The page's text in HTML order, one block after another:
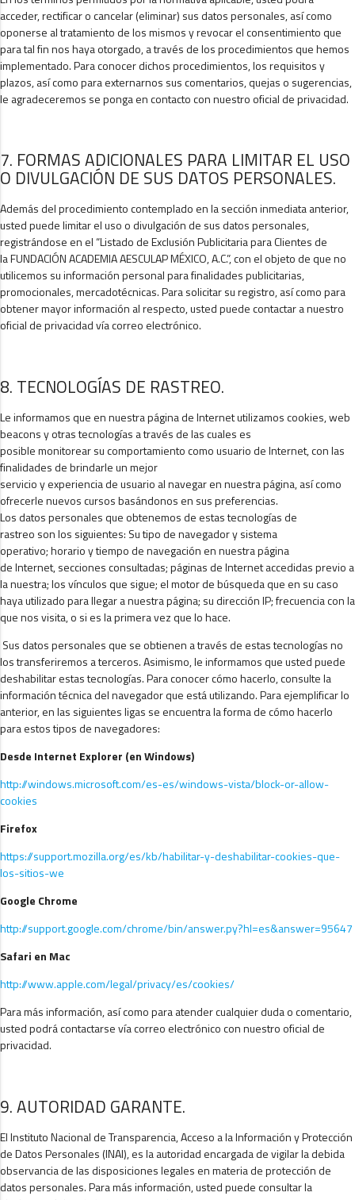
acceder, rectificar o cancelar (eliminar) sus datos personales, así como
oponerse al tratamiento de los mismos y revocar el consentimiento que
para tal fin nos haya otorgado, a través de los procedimientos que hemos
implementado. Para conocer dichos procedimientos, los requisitos y
plazos, así como para externarnos sus comentarios, quejas o sugerencias,
le agradeceremos se ponga en contacto con nuestro oficial de privacidad.
7. FORMAS ADICIONALES PARA LIMITAR EL USO
O DIVULGACIÓN DE SUS DATOS PERSONALES.
Además del procedimiento contemplado en la sección inmediata anterior,
usted puede limitar el uso o divulgación de sus datos personales,
registrándose en el “Listado de Exclusión Publicitaria para Clientes de
la FUNDACIÓN ACADEMIA AESCULAP MÉXICO, A.C.”, con el objeto de que no
utilicemos su información personal para finalidades publicitarias,
promocionales, mercadotécnicas. Para solicitar su registro, así como para
obtener mayor información al respecto, usted puede contactar a nuestro
oficial de privacidad vía correo electrónico.
8. TECNOLOGÍAS DE RASTREO.
Le informamos que en nuestra página de Internet utilizamos cookies, web
beacons y otras tecnologías a través de las cuales es
posible monitorear su comportamiento como usuario de Internet, con las
finalidades de brindarle un mejor
servicio y experiencia de usuario al navegar en nuestra página, así como
ofrecerle nuevos cursos basándonos en sus preferencias.
Los datos personales que obtenemos de estas tecnologías de
rastreo son los siguientes: Su tipo de navegador y sistema
operativo; horario y tiempo de navegación en nuestra página
de Internet, secciones consultadas; páginas de Internet accedidas previo a
la nuestra; los vínculos que sigue; el motor de búsqueda que en su caso
haya utilizado para llegar a nuestra página; su dirección IP; frecuencia con la
que nos visita, o si es la primera vez que lo hace.
Sus datos personales que se obtienen a través de estas tecnologías no
los transferiremos a terceros. Asimismo, le informamos que usted puede
deshabilitar estas tecnologías. Para conocer cómo hacerlo, consulte la
información técnica del navegador que está utilizando. Para ejemplificar lo
anterior, en las siguientes ligas se encuentra la forma de cómo hacerlo
para estos tipos de navegadores:
Desde Internet Explorer (en Windows)
http://windows.microsoft.com/es-es/windows-vista/block-or-allow-
cookies
Firefox
https://support.mozilla.org/es/kb/habilitar-y-deshabilitar-cookies-que-
los-sitios-we
Google Chrome
http://support.google.com/chrome/bin/answer.py?hl=es&answer=95647
Safari en Mac
http://www.apple.com/legal/privacy/es/cookies/
Para más información, así como para atender cualquier duda o comentario,
usted podrá contactarse vía correo electrónico con nuestro oficial de
privacidad.
9. AUTORIDAD GARANTE.
El Instituto Nacional de Transparencia, Acceso a la Información y Protección
de Datos Personales (INAI), es la autoridad encargada de vigilar la debida
observancia de las disposiciones legales en materia de protección de
datos personales. Para más información, usted puede consultar la